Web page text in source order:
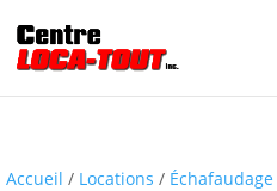
Accueil / Locations / Échafaudage